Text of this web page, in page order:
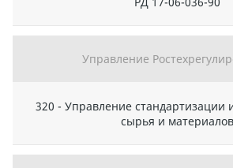
Управление
320 - Управление стандартизации
сырья и материалов